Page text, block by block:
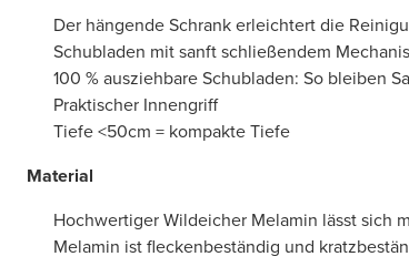
Der hängende Schrank erleichtert die
Schubladen mit sanft schließendem
100 % ausziehbare Schubladen: So bleiben
Praktischer Innengriff
Tiefe <50cm = kompakte Tiefe
Material
Hochwertiger Wildeicher Melamin lässt sich
Melamin ist fleckenbeständig und